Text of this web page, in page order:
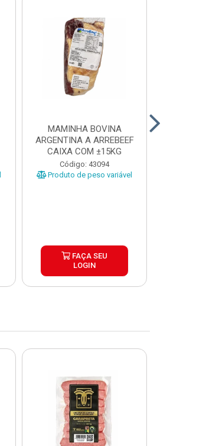
MAMINHA BOVINA
ARGENTINA A ARREBEEF
CAIXA COM ±15KG
Código: 43094
Produto de peso variável
FAÇA SEU
LOGIN